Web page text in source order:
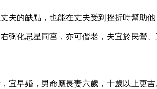
夫的缺點，也能在丈夫受到挫折時幫助他
弼化忌星同宮，亦可偕老，夫宜於民營、
宜早婚，男命應長妻六歲，十歲以上更